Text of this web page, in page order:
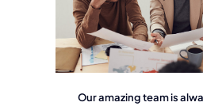
Our amazing team is